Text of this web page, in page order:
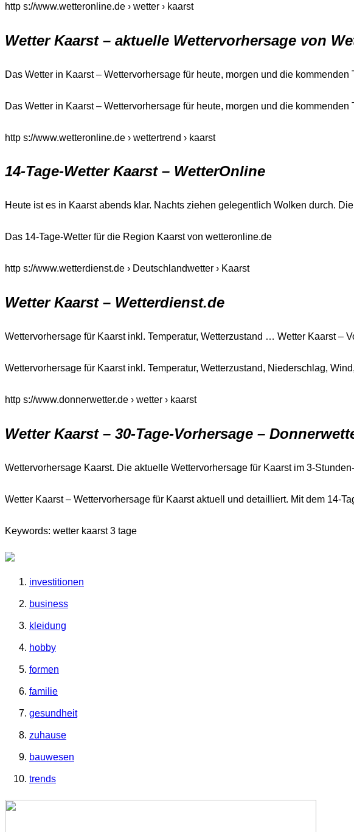
http s://www.wetteronline.de › wetter › kaarst
Wetter Kaarst – aktuelle Wettervorhersage von
Das Wetter in Kaarst – Wettervorhersage für heute, morgen und die
Das Wetter in Kaarst – Wettervorhersage für heute, morgen und die
http s://www.wetteronline.de › wettertrend › kaarst
14-Tage-Wetter Kaarst – WetterOnline
Heute ist es in Kaarst abends klar. Nachts ziehen gelegentlich Wolken durch.
Das 14-Tage-Wetter für die Region Kaarst von wetteronline.de
http s://www.wetterdienst.de › Deutschlandwetter › Kaarst
Wetter Kaarst – Wetterdienst.de
Wettervorhersage für Kaarst inkl. Temperatur, Wetterzustand … Wetter Kaarst
Wettervorhersage für Kaarst inkl. Temperatur, Wetterzustand, Niederschlag,
http s://www.donnerwetter.de › wetter › kaarst
Wetter Kaarst – 30-Tage-Vorhersage –
Wettervorhersage Kaarst. Die aktuelle Wettervorhersage für Kaarst im 3-
Wetter Kaarst – Wettervorhersage für Kaarst aktuell und detailliert. Mit dem 14-
Keywords: wetter kaarst 3 tage
investitionen
business
kleidung
hobby
formen
familie
gesundheit
zuhause
bauwesen
trends